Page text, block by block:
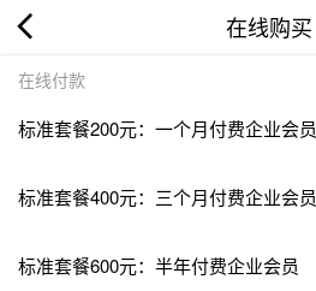
在线购买
在线付款
标准套餐200元：一个月付费企业会员
标准套餐400元：三个月付费企业会员
标准套餐600元：半年付费企业会员